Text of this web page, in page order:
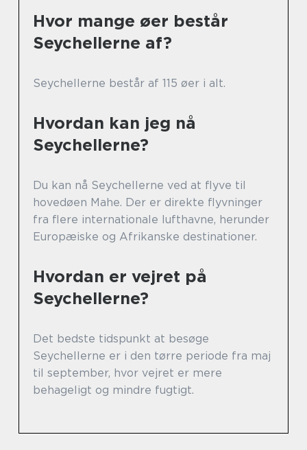
Hvor mange øer består
Seychellerne af?
Seychellerne består af 115 øer i alt.
Hvordan kan jeg nå
Seychellerne?
Du kan nå Seychellerne ved at flyve til
hovedøen Mahe. Der er direkte flyvninger
fra flere internationale lufthavne, herunder
Europæiske og Afrikanske destinationer.
Hvordan er vejret på
Seychellerne?
Det bedste tidspunkt at besøge
Seychellerne er i den tørre periode fra maj
til september, hvor vejret er mere
behageligt og mindre fugtigt.